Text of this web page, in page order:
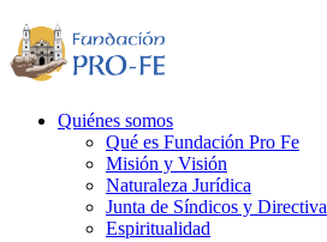
Quiénes somos
Qué es Fundación Pro Fe
Misión y Visión
Naturaleza Jurídica
Junta de Síndicos y Directiva
Espiritualidad